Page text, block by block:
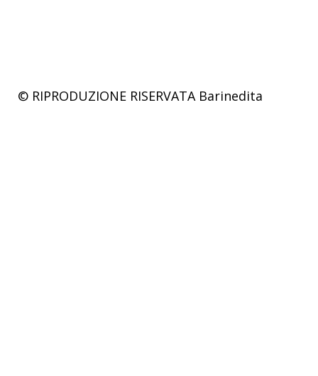
© RIPRODUZIONE RISERVATA Barinedita